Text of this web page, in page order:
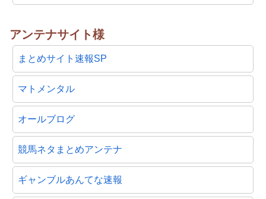
アンテナサイト様
まとめサイト速報SP
マトメンタル
オールブログ
競馬ネタまとめアンテナ
ギャンブルあんてな速報